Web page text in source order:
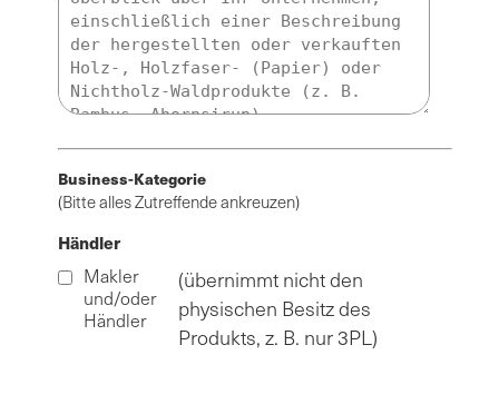
Business-Kategorie
(Bitte alles Zutreffende ankreuzen)
Händler
Makler
und/oder
Händler
(übernimmt nicht den
physischen Besitz des
Produkts, z. B. nur 3PL)